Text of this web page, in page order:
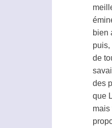
bien
puis,
de
des
que
mais